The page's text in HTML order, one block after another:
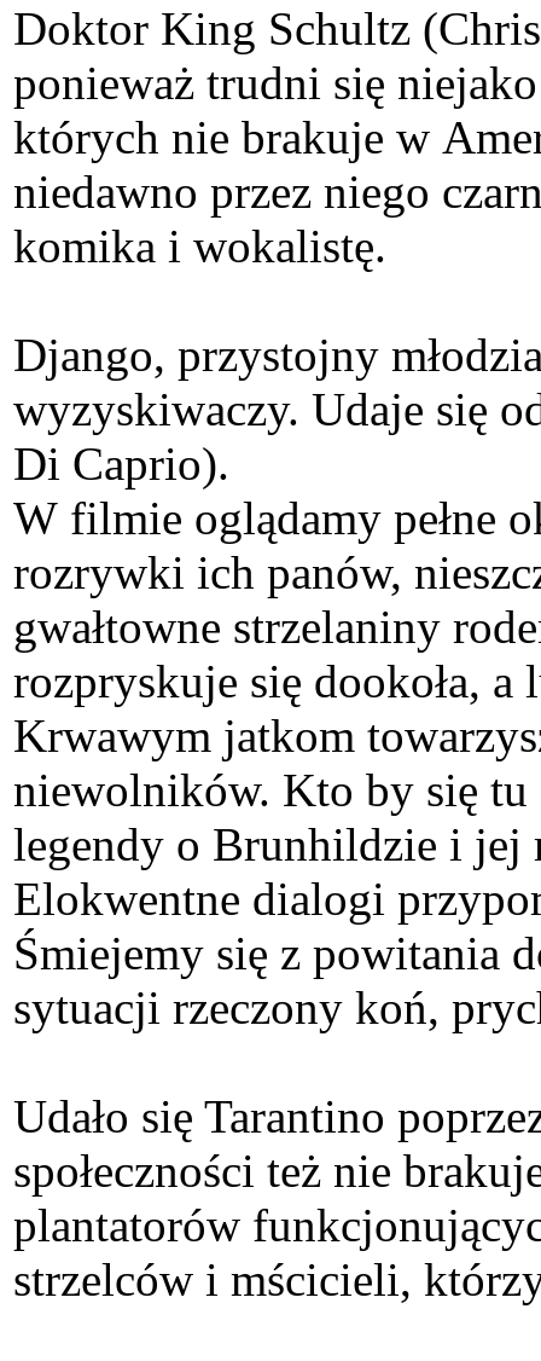
Doktor King Schultz
ponieważ trudni się
których nie brakuje w
niedawno przez niego
komika i wokalistę.
Django, przystojny
wyzyskiwaczy. Udaje się
Di Caprio).
W filmie oglądamy pełne
rozrywki ich panów,
gwałtowne strzelaniny
rozpryskuje się dookoła,
Krwawym jatkom
niewolników. Kto by się tu
legendy o Brunhildzie i jej
Elokwentne dialogi
Śmiejemy się z powitania
sytuacji rzeczony koń,
Udało się Tarantino
społeczności też nie
plantatorów
strzelców i mścicieli,